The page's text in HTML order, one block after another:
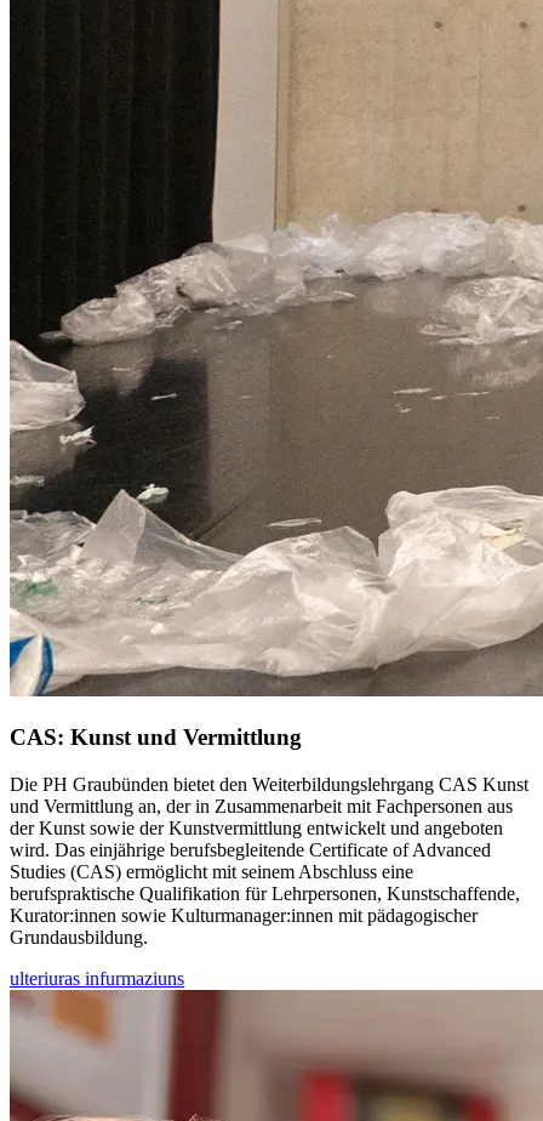
CAS: Kunst und Vermittlung
Die PH Graubünden bietet den Weiterbildungslehrgang CAS Kunst
und Vermittlung an, der in Zusammenarbeit mit Fachpersonen aus
der Kunst sowie der Kunstvermittlung entwickelt und angeboten
wird. Das einjährige berufsbegleitende Certificate of Advanced
Studies (CAS) ermöglicht mit seinem Abschluss eine
berufspraktische Qualifikation für Lehrpersonen, Kunstschaffende,
Kurator:innen sowie Kulturmanager:innen mit pädagogischer
Grundausbildung.
ulteriuras infurmaziuns